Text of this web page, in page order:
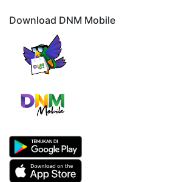
Download DNM Mobile